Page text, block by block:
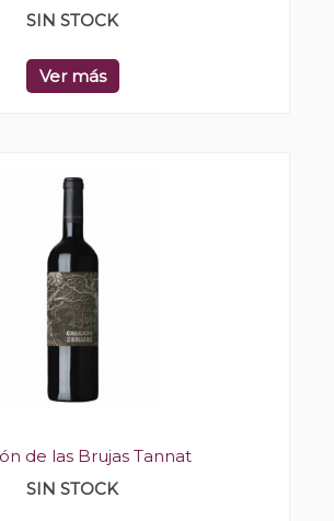
SIN STOCK
Ver más
de las Brujas Tannat
SIN STOCK